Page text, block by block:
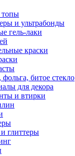
топы
и ультрабонды
гель-лаки
краски
битое стекло
для декора
и втирки
глиттеры